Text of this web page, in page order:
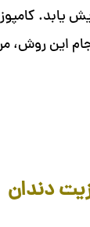
یابد.
این روش،
دندان